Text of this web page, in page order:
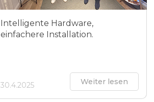
Intelligente Hardware,
einfachere Installation.
30.4.2025 Weiter lesen